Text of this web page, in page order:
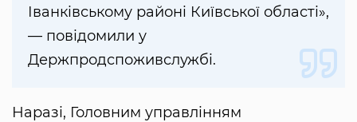
Іванківському районі Київської області»,
— повідомили у
Держпродспоживслужбі.
Наразі, Головним управлінням